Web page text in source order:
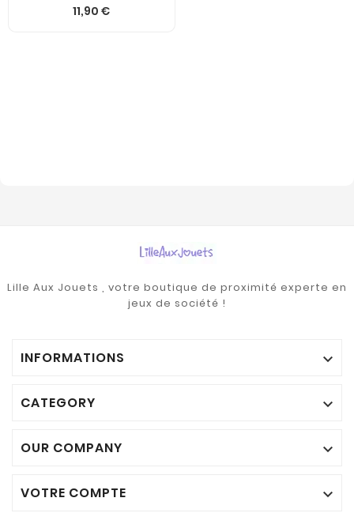
11,90 €
Lille Aux Jouets , votre boutique de proximité experte en
jeux de société !
INFORMATIONS 
CATEGORY 
OUR COMPANY 
VOTRE COMPTE 